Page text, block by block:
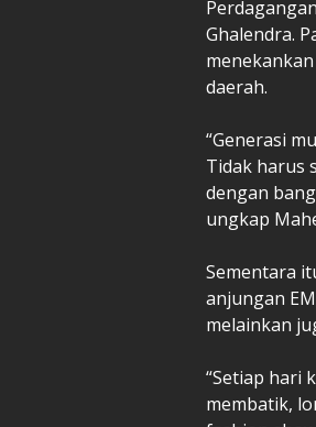
Ghalendra.
daerah.
“Generasi
Tidak harus
dengan
ungkap
Sementara
anjungan
melainkan
“Setiap hari
membatik,